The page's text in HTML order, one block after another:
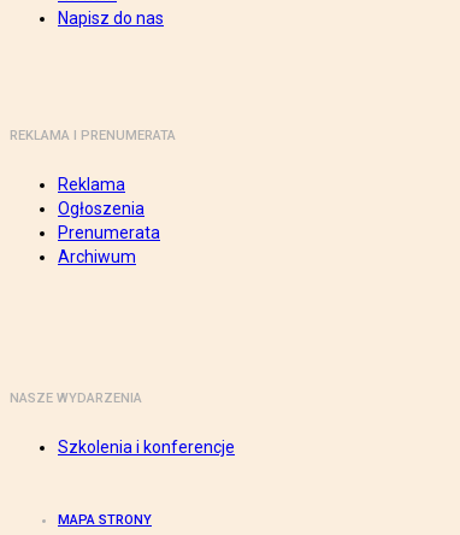
Napisz do nas
REKLAMA I PRENUMERATA
Reklama
Ogłoszenia
Prenumerata
Archiwum
NASZE WYDARZENIA
Szkolenia i konferencje
MAPA STRONY